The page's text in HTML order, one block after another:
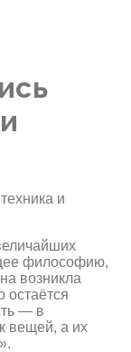
философию,
возникла
остаётся
— в
вещей, а их